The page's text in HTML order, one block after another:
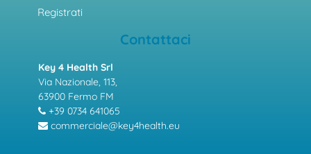
Registrati
Contattaci
Key 4 Health Srl
Via Nazionale, 113,
63900 Fermo FM
+39 0734 641065
commerciale@key4health.eu